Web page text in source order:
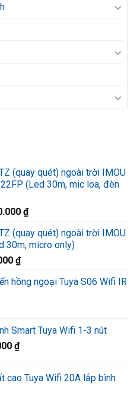
(quay quét) ngoài trời IMOU
(Led 30m, mic loa, đèn
₫.
₫Giá
tại
là:
(quay quét) ngoài trời IMOU
30m, micro only)
₫.
₫Giá
tại
hồng ngoại Tuya S06 Wifi IR
Smart Tuya Wifi 1-3 nút
₫
cao Tuya Wifi 20A lắp bình